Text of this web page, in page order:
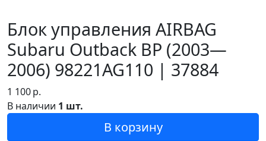
Блок управления AIRBAG
Subaru Outback BP (2003—
2006) 98221AG110 | 37884
1 100р.
В наличии 1 шт.
В корзину